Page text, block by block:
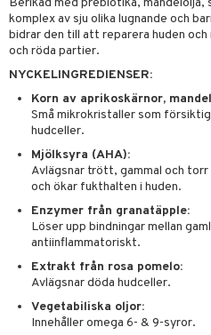
Berikad med prebiotika, mandelolja,
komplex av sju olika lugnande och
bidrar den till att reparera huden
och röda partier.
NYCKELINGREDIENSER:
Korn av aprikoskärnor,
Små mikrokristaller som
hudceller.
Mjölksyra (AHA):
Avlägsnar trött, gammal och
och ökar fukthalten i huden.
Enzymer från granatäpple:
Löser upp bindningar mellan
antiinflammatoriskt.
Extrakt från rosa pomelo:
Avlägsnar döda hudceller.
Vegetabiliska oljor:
Innehåller omega 6- & 9-syror.
& Baby
produkter
& Mustasch
& tvål
de cologne
de toilette
10
1: Rengöring
2: Exfoliering
3: Fukt
och masker
och kroppsvård
och läppvård
Happy
Happy For Men
till män
och skydd
svar